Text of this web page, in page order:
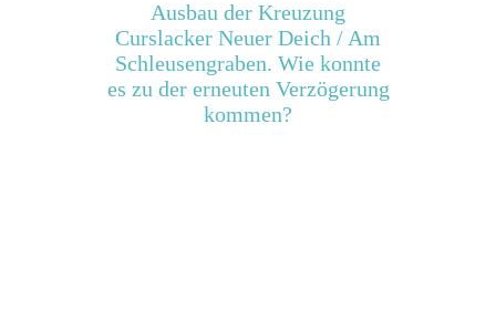
Ausbau der Kreuzung
Curslacker Neuer Deich / Am
Schleusengraben. Wie konnte
es zu der erneuten Verzögerung
kommen?